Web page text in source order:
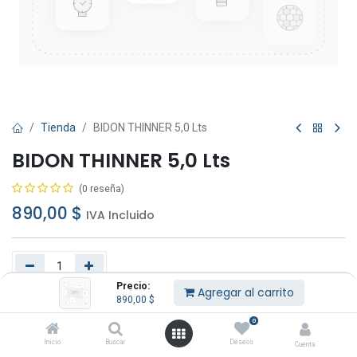
Precio:
890,00 $ Agregar al carrito
Inicio Buscar
0
Deseos Cuenta
Tienda BIDON THINNER 5,0 Lts
BIDON THINNER 5,0 Lts
(0 reseña)
890,00 $ IVA Incluido
Agregar al carrito Comprar ahora
Añadir a lista de deseos